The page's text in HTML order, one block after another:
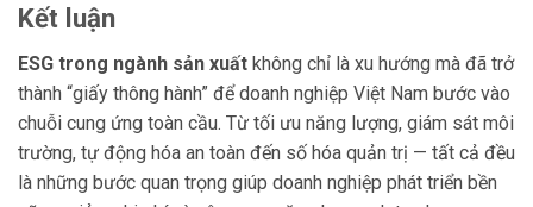
Kết luận
ESG trong ngành sản xuất không chỉ là xu hướng mà đã trở
thành “giấy thông hành” để doanh nghiệp Việt Nam bước vào
chuỗi cung ứng toàn cầu. Từ tối ưu năng lượng, giám sát môi
trường, tự động hóa an toàn đến số hóa quản trị — tất cả đều
là những bước quan trọng giúp doanh nghiệp phát triển bền